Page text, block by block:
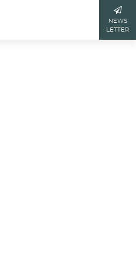
NEWS
LETTER